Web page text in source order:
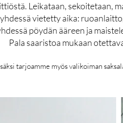
Leikataan, sekoitetaan,
vietetty aika:
pöydän ääreen ja
Pala saaristoa mukaan
tarjoamme myös valikoiman